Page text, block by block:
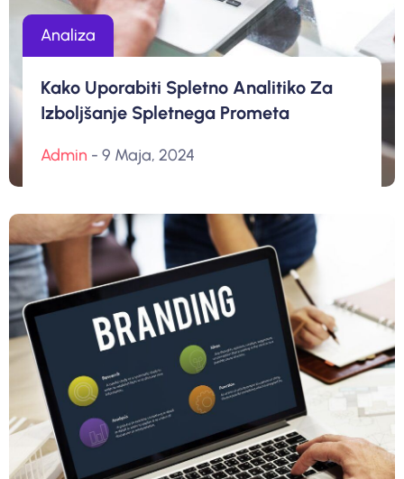
Analiza
Kako Uporabiti Spletno Analitiko Za
Izboljšanje Spletnega Prometa
Admin - 9 Maja, 2024